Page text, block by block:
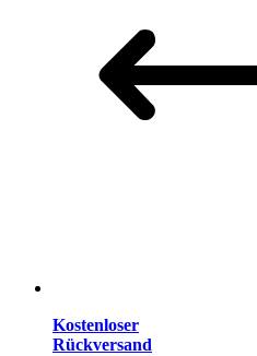
Kostenloser
Rückversand